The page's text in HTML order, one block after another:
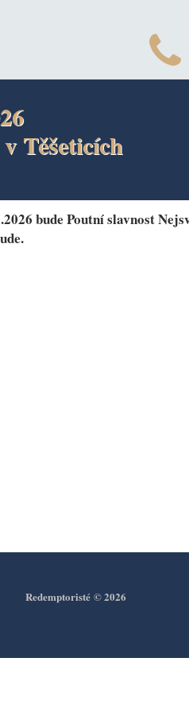
Těšeticích
bude Poutní slavnost
Redemptoristé © 2026